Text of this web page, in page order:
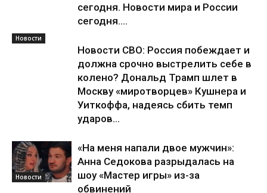
сегодня. Новости мира и России
сегодня....
Новости
Новости СВО: Россия побеждает и
должна срочно выстрелить себе в
колено? Дональд Трамп шлет в
Москву «миротворцев» Кушнера и
Уиткоффа, надеясь сбить темп
ударов...
Новости
«На меня напали двое мужчин»:
Анна Седокова разрыдалась на
шоу «Мастер игры» из-за
обвинений